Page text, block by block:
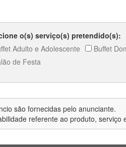
são fornecidas pelo anunciante.
referente ao produto, serviço